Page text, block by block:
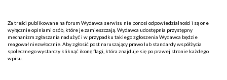
Za treści publikowane na forum Wydawca serwisu nie ponosi odpowiedzialności i są one
wyłącznie opiniami osób, które je zamieszczają. Wydawca udostępnia przystępny
mechanizm zgłaszania nadużyć i w przypadku takiego zgłoszenia Wydawca będzie
reagował niezwłocznie. Aby zgłosić post naruszający prawo lub standardy współżycia
społecznego wystarczy kliknąć ikonę flagi, która znajduje się po prawej stronie każdego
wpisu.